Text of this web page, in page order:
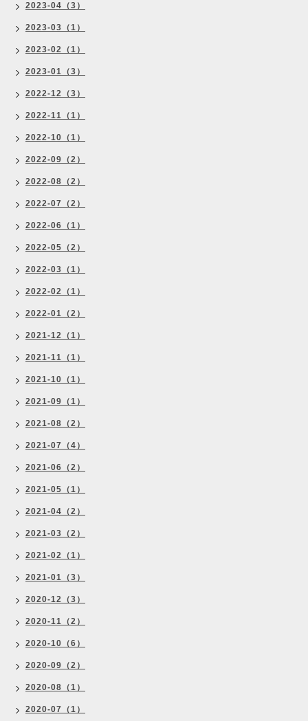
2023-04（3）
2023-03（1）
2023-02（1）
2023-01（3）
2022-12（3）
2022-11（1）
2022-10（1）
2022-09（2）
2022-08（2）
2022-07（2）
2022-06（1）
2022-05（2）
2022-03（1）
2022-02（1）
2022-01（2）
2021-12（1）
2021-11（1）
2021-10（1）
2021-09（1）
2021-08（2）
2021-07（4）
2021-06（2）
2021-05（1）
2021-04（2）
2021-03（2）
2021-02（1）
2021-01（3）
2020-12（3）
2020-11（2）
2020-10（6）
2020-09（2）
2020-08（1）
2020-07（1）